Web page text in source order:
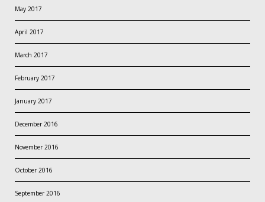
May 2017
April 2017
March 2017
February 2017
January 2017
December 2016
November 2016
October 2016
September 2016